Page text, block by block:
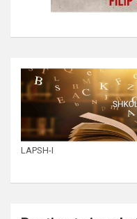
LAPSH-I